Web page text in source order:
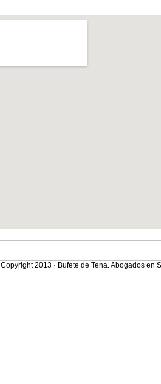
Copyright 2013 · Bufete de Tena. Abogados en